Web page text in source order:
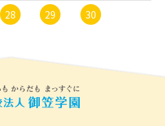
28 29 30